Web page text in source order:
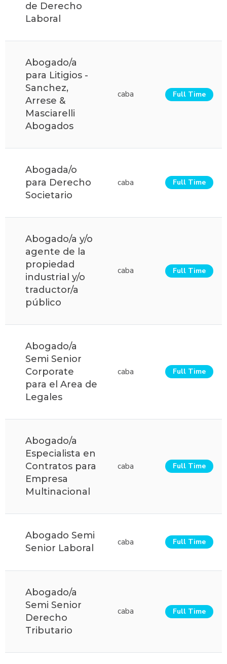
de Derecho
Laboral
Abogado/a
para Litigios -
Sanchez,
Arrese &
Masciarelli
Abogados
caba Full Time
Abogada/o
para Derecho
Societario
caba Full Time
Abogado/a y/o
agente de la
propiedad
industrial y/o
traductor/a
público
caba Full Time
Abogado/a
Semi Senior
Corporate
para el Area de
Legales
caba Full Time
Abogado/a
Especialista en
Contratos para
Empresa
Multinacional
caba Full Time
Abogado Semi
Senior Laboral
caba Full Time
Abogado/a
Semi Senior
Derecho
Tributario
caba Full Time